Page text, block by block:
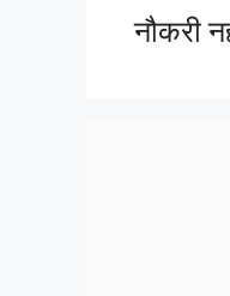
नौकरी